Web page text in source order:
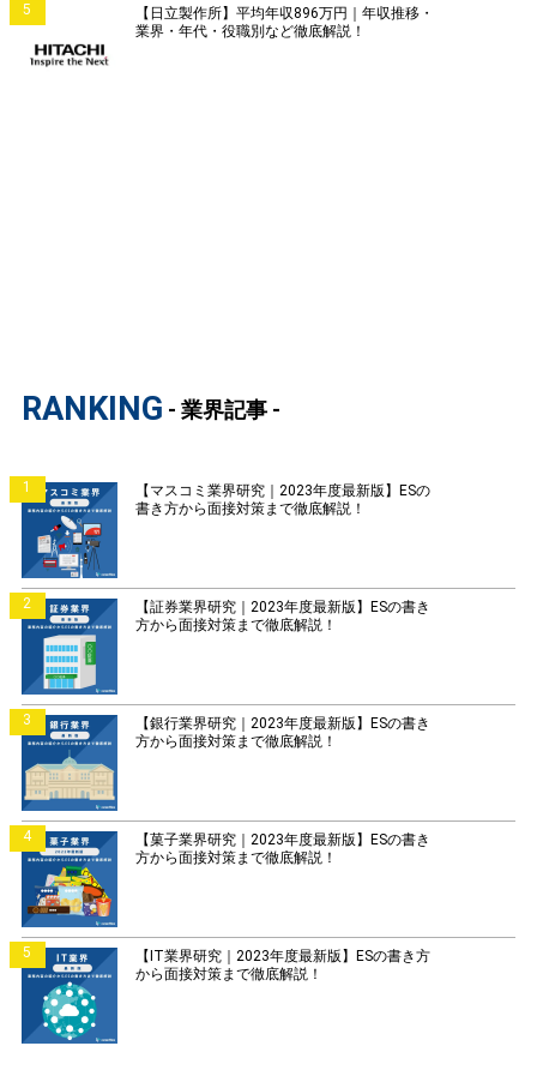
5
【日立製作所】平均年収896万円｜年収推移・
業界・年代・役職別など徹底解説！
RANKING - 業界記事 -
1
【マスコミ業界研究｜2023年度最新版】ESの
書き方から面接対策まで徹底解説！
2
【証券業界研究｜2023年度最新版】ESの書き
方から面接対策まで徹底解説！
3
【銀行業界研究｜2023年度最新版】ESの書き
方から面接対策まで徹底解説！
4
【菓子業界研究｜2023年度最新版】ESの書き
方から面接対策まで徹底解説！
5
【IT業界研究｜2023年度最新版】ESの書き方
から面接対策まで徹底解説！